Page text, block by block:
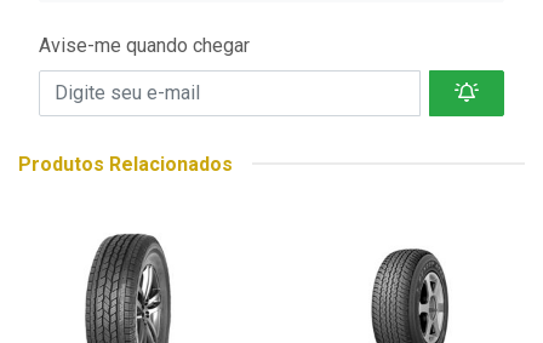
Avise-me quando chegar
Produtos Relacionados